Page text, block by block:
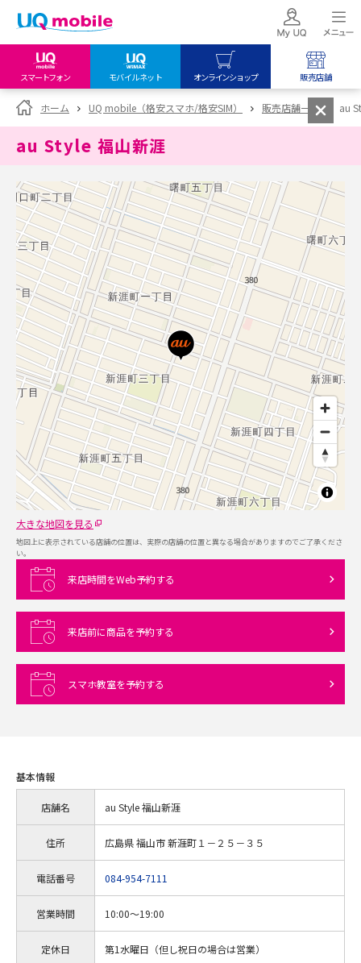
スマートフォン モバイルネット オンラインショップ 販売店舗
my UQ WiMAX
UQ WiMAX ご契約の方
My UQ mobile
UQ mobile
データチャージサイト
UQ mobile
オンラインショップ
UQ WiMAX
UQ mobile
販売店舗
UQ WiMAX
ホーム UQ mobile（格安スマホ/格安SIM） 販売店舗一覧 au
au Style 福山新涯
大きな地図を見る
地図上に表示されている店舗の位置は、実際の店舗の位置と異なる場合がありますのでご了承くださ
い。
来店時間をWeb予約する
来店前に商品を予約する
スマホ教室を予約する
基本情報
店舗名 au Style 福山新涯
住所 広島県 福山市 新涯町１－２５－３５
電話番号 084-954-7111
営業時間 10:00～19:00
定休日 第1水曜日（但し祝日の場合は営業）